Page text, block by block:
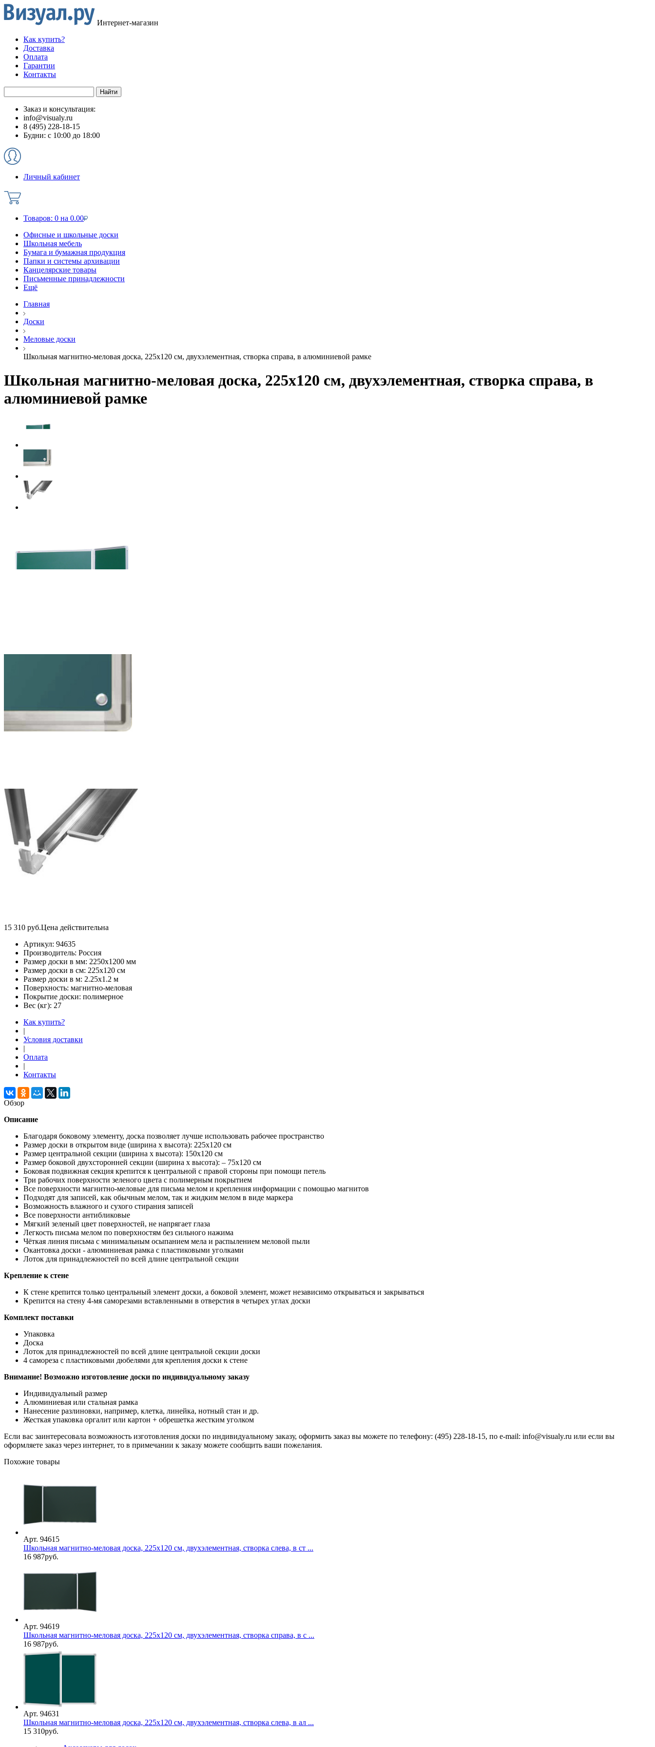
Интернет-магазин
Как купить?
Доставка
Оплата
Гарантии
Контакты
Заказ и консультация:
info@visualy.ru
8 (495) 228-18-15
Будни: с 10:00 до 18:00
Личный кабинет
Товаров: 0 на 0.00
Офисные и школьные доски
Школьная мебель
Бумага и бумажная продукция
Папки и системы архивации
Канцелярские товары
Письменные принадлежности
Ещё
Главная
Доски
Меловые доски
Школьная магнитно-меловая доска, 225х120 см, двухэлементная, створка справа, в алюминиевой рамке
Школьная магнитно-меловая доска, 225х120 см, двухэлементная, створка справа, в
алюминиевой рамке
15 310 руб.Цена действительна
Артикул: 94635
Производитель: Россия
Размер доски в мм: 2250х1200 мм
Размер доски в см: 225х120 см
Размер доски в м: 2.25х1.2 м
Поверхность: магнитно-меловая
Покрытие доски: полимерное
Вес (кг): 27
Как купить?
|
Условия доставки
|
Оплата
|
Контакты
Обзор
Описание
Благодаря боковому элементу, доска позволяет лучше использовать рабочее пространство
Размер доски в открытом виде (ширина х высота): 225х120 см
Размер центральной секции (ширина х высота): 150х120 см
Размер боковой двухсторонней секции (ширина х высота): – 75х120 см
Боковая подвижная секция крепится к центральной с правой стороны при помощи петель
Три рабочих поверхности зеленого цвета с полимерным покрытием
Все поверхности магнитно-меловые для письма мелом и крепления информации с помощью магнитов
Подходят для записей, как обычным мелом, так и жидким мелом в виде маркера
Возможность влажного и сухого стирания записей
Все поверхности антибликовые
Мягкий зеленый цвет поверхностей, не напрягает глаза
Легкость письма мелом по поверхностям без сильного нажима
Чёткая линия письма с минимальным осыпанием мела и распылением меловой пыли
Окантовка доски - алюминиевая рамка с пластиковыми уголками
Лоток для принадлежностей по всей длине центральной секции
Крепление к стене
К стене крепится только центральный элемент доски, а боковой элемент, может независимо открываться и закрываться
Крепится на стену 4-мя саморезами вставленными в отверстия в четырех углах доски
Комплект поставки
Упаковка
Доска
Лоток для принадлежностей по всей длине центральной секции доски
4 самореза с пластиковыми дюбелями для крепления доски к стене
Внимание! Возможно изготовление доски по индивидуальному заказу
Индивидуальный размер
Алюминиевая или стальная рамка
Нанесение разлиновки, например, клетка, линейка, нотный стан и др.
Жесткая упаковка оргалит или картон + обрешетка жестким уголком
Если вас заинтересовала возможность изготовления доски по индивидуальному заказу, оформить заказ вы можете по телефону: (495) 228-18-15, по e-mail: info@visualy.ru или если вы
оформляете заказ через интернет, то в примечании к заказу можете сообщить ваши пожелания.
Похожие товары
Арт. 94615
Школьная магнитно-меловая доска, 225х120 см, двухэлементная, створка слева, в ст ...
16 987руб.
Арт. 94619
Школьная магнитно-меловая доска, 225х120 см, двухэлементная, створка справа, в с ...
16 987руб.
Арт. 94631
Школьная магнитно-меловая доска, 225х120 см, двухэлементная, створка слева, в ал ...
15 310руб.